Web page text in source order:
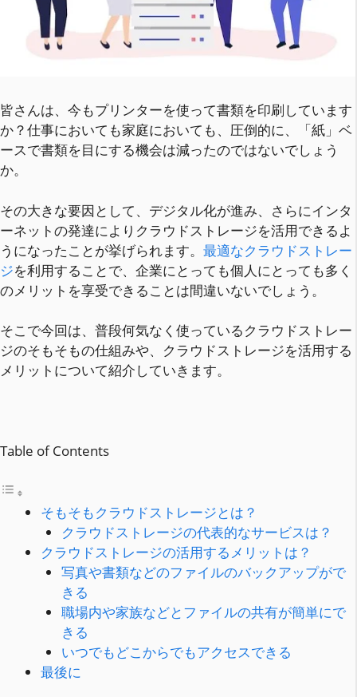
皆さんは、今もプリンターを使って書類を印刷しています
か？仕事においても家庭においても、圧倒的に、「紙」ベ
ースで書類を目にする機会は減ったのではないでしょう
か。
その大きな要因として、デジタル化が進み、さらにインタ
ーネットの発達によりクラウドストレージを活用できるよ
うになったことが挙げられます。 最適なクラウドストレー
ジを利用することで、企業にとっても個人にとっても多く
のメリットを享受できることは間違いないでしょう。
そこで今回は、普段何気なく使っているクラウドストレー
ジのそもそもの仕組みや、クラウドストレージを活用する
メリットについて紹介していきます。
Table of Contents
そもそもクラウドストレージとは？
クラウドストレージの代表的なサービスは？
クラウドストレージの活用するメリットは？
写真や書類などのファイルのバックアップがで
きる
職場内や家族などとファイルの共有が簡単にで
きる
いつでもどこからでもアクセスできる
最後に